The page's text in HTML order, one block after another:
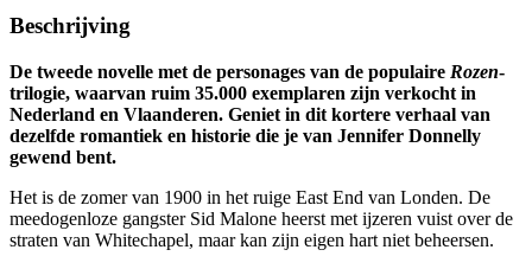
Beschrijving
De tweede novelle met de personages van de populaire Rozen-
trilogie, waarvan ruim 35.000 exemplaren zijn verkocht in
Nederland en Vlaanderen. Geniet in dit kortere verhaal van
dezelfde romantiek en historie die je van Jennifer Donnelly
gewend bent.
Het is de zomer van 1900 in het ruige East End van Londen. De
meedogenloze gangster Sid Malone heerst met ijzeren vuist over de
straten van Whitechapel, maar kan zijn eigen hart niet beheersen.